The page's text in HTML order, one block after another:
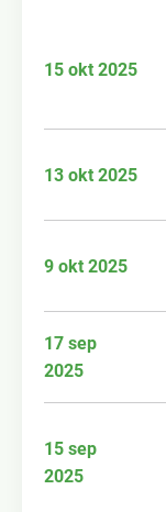
15 okt 2025
13 okt 2025
9 okt 2025
17 sep
2025
15 sep
2025